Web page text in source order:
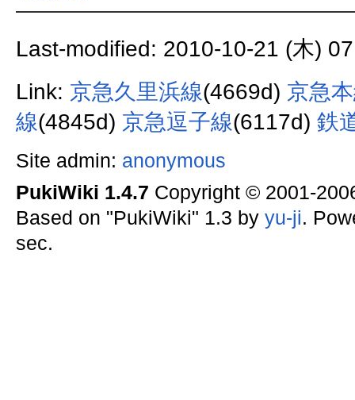
Last-modified: 2010-10-21 (木)
Link: 京急久里浜線(4669d) 京急
線(4845d) 京急逗子線(6117d) 鉄
Site admin: anonymous
PukiWiki 1.4.7 Copyright © 2001-
Based on "PukiWiki" 1.3 by yu-ji.
sec.